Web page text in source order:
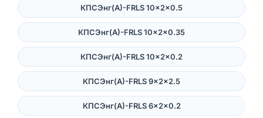
КПСЭнг(А)-FRLS 10×2×0.5
КПСЭнг(А)-FRLS 10×2×0.35
КПСЭнг(А)-FRLS 10×2×0.2
КПСЭнг(А)-FRLS 9×2×2.5
КПСЭнг(А)-FRLS 6×2×0.2